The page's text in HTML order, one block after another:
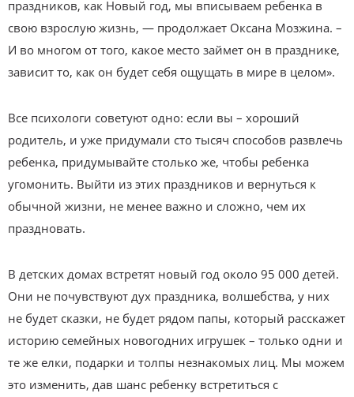
праздников, как Новый год, мы вписываем ребенка в
свою взрослую жизнь, — продолжает Оксана Мозжина. –
И во многом от того, какое место займет он в празднике,
зависит то, как он будет себя ощущать в мире в целом».
Все психологи советуют одно: если вы – хороший
родитель, и уже придумали сто тысяч способов развлечь
ребенка, придумывайте столько же, чтобы ребенка
угомонить. Выйти из этих праздников и вернуться к
обычной жизни, не менее важно и сложно, чем их
праздновать.
В детских домах встретят новый год около 95 000 детей.
Они не почувствуют дух праздника, волшебства, у них
не будет сказки, не будет рядом папы, который расскажет
историю семейных новогодних игрушек – только одни и
те же елки, подарки и толпы незнакомых лиц. Мы можем
это изменить, дав шанс ребенку встретиться с